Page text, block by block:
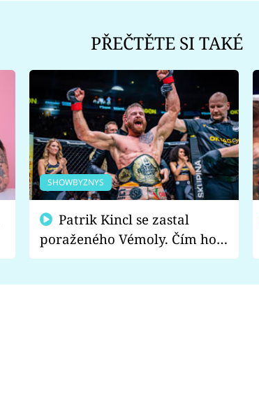
PŘEČTĚTE SI TAKÉ
SHOWBYZNYS
poraženého Vémoly. Čím ho
fanoušci naštvali?